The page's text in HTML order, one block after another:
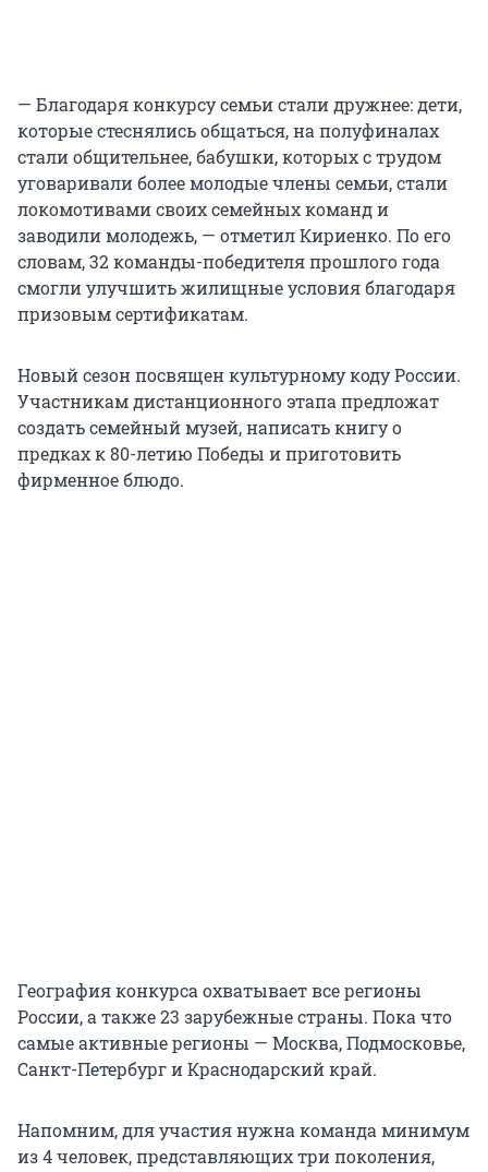
— Благодаря конкурсу семьи стали дружнее: дети,
которые стеснялись общаться, на полуфиналах
стали общительнее, бабушки, которых с трудом
уговаривали более молодые члены семьи, стали
локомотивами своих семейных команд и
заводили молодежь, — отметил Кириенко. По его
словам, 32 команды-победителя прошлого года
смогли улучшить жилищные условия благодаря
призовым сертификатам.
Новый сезон посвящен культурному коду России.
Участникам дистанционного этапа предложат
создать семейный музей, написать книгу о
предках к 80-летию Победы и приготовить
фирменное блюдо.
География конкурса охватывает все регионы
России, а также 23 зарубежные страны. Пока что
самые активные регионы — Москва, Подмосковье,
Санкт-Петербург и Краснодарский край.
Напомним, для участия нужна команда минимум
из 4 человек, представляющих три поколения,